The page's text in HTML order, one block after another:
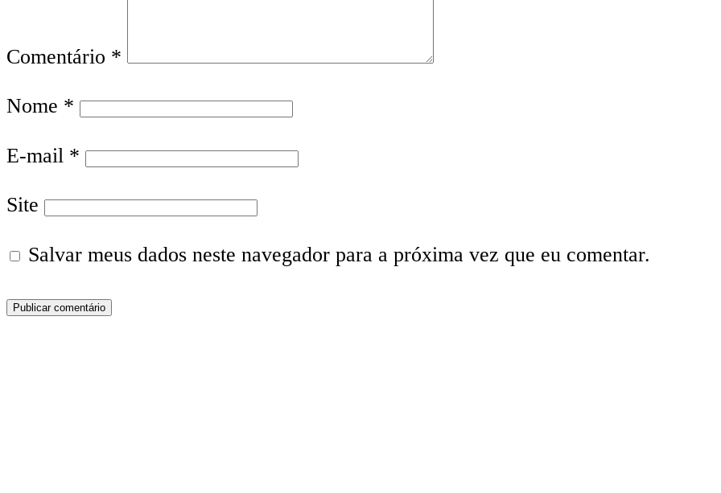
Comentário *
Nome *
E-mail *
Site
Salvar meus dados neste navegador para a próxima vez que eu comentar.